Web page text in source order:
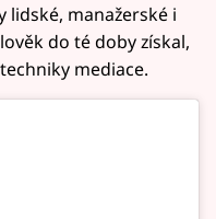
lidské, manažerské i
do té doby získal,
mediace.